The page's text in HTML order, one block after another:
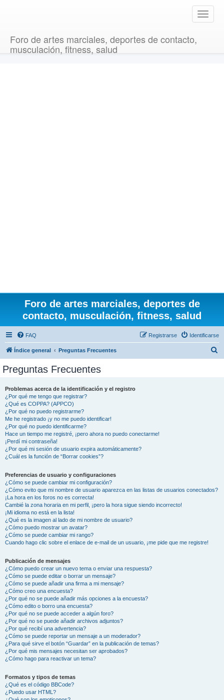
T
o
Foro de artes marciales, deportes de contacto,
musculación, fitness, salud
Foro de artes marciales, deportes de
contacto, musculación, fitness, salud
FAQ Identificarse
Registrarse
Índice general Preguntas Frecuentes
Preguntas Frecuentes
Problemas acerca de la identificación y el registro
¿Por qué me tengo que registrar?
¿Qué es COPPA? (APPCO)
¿Por qué no puedo registrarme?
Me he registrado ¡y no me puedo identificar!
¿Por qué no puedo identificarme?
Hace un tiempo me registré, ¡pero ahora no puedo conectarme!
¡Perdí mi contraseña!
¿Por qué mi sesión de usuario expira automáticamente?
¿Cuál es la función de “Borrar cookies”?
Preferencias de usuario y configuraciones
¿Cómo se puede cambiar mi configuración?
¿Cómo evito que mi nombre de usuario aparezca en las listas de usuarios conectados?
¡La hora en los foros no es correcta!
Cambié la zona horaria en mi perfil, ¡pero la hora sigue siendo incorrecto!
¡Mi idioma no está en la lista!
¿Qué es la imagen al lado de mi nombre de usuario?
¿Cómo puedo mostrar un avatar?
¿Cómo se puede cambiar mi rango?
Cuando hago clic sobre el enlace de e-mail de un usuario, ¡me pide que me registre!
Publicación de mensajes
¿Cómo puedo crear un nuevo tema o enviar una respuesta?
¿Cómo se puede editar o borrar un mensaje?
¿Cómo se puede añadir una firma a mi mensaje?
¿Cómo creo una encuesta?
¿Por qué no se puede añadir más opciones a la encuesta?
¿Cómo edito o borro una encuesta?
¿Por qué no se puede acceder a algún foro?
¿Por qué no se puede añadir archivos adjuntos?
¿Por qué recibí una advertencia?
¿Cómo se puede reportar un mensaje a un moderador?
¿Para qué sirve el botón “Guardar” en la publicación de temas?
¿Por qué mis mensajes necesitan ser aprobados?
¿Cómo hago para reactivar un tema?
Formatos y tipos de temas
¿Qué es el código BBCode?
¿Puedo usar HTML?